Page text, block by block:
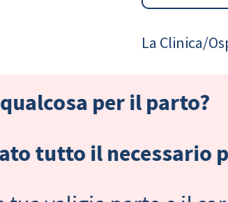
La Clinica/
per il parto?
tutto il necessario